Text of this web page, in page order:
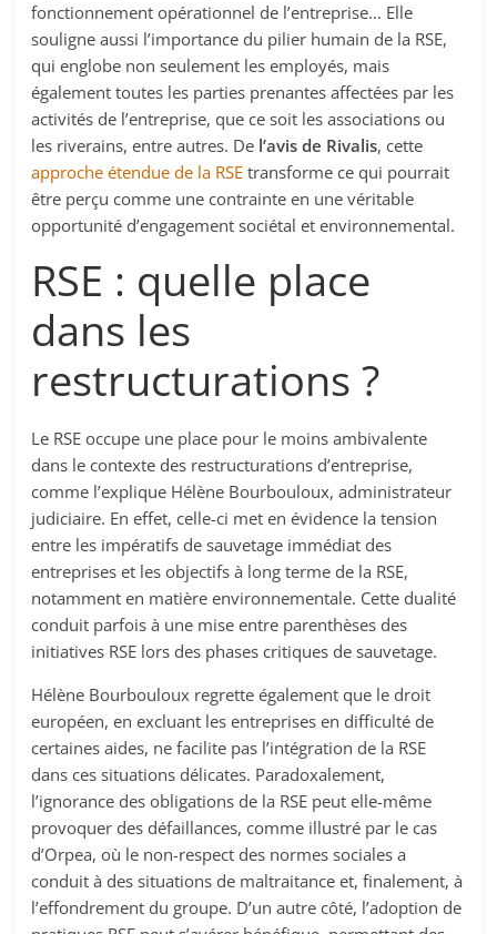
fonctionnement opérationnel de l’entreprise… Elle
souligne aussi l’importance du pilier humain de la RSE,
qui englobe non seulement les employés, mais
également toutes les parties prenantes affectées par les
activités de l’entreprise, que ce soit les associations ou
les riverains, entre autres. De l’avis de Rivalis, cette
approche étendue de la RSE transforme ce qui pourrait
être perçu comme une contrainte en une véritable
opportunité d’engagement sociétal et environnemental.
RSE : quelle place
dans les
restructurations ?
Le RSE occupe une place pour le moins ambivalente
dans le contexte des restructurations d’entreprise,
comme l’explique Hélène Bourbouloux, administrateur
judiciaire. En effet, celle-ci met en évidence la tension
entre les impératifs de sauvetage immédiat des
entreprises et les objectifs à long terme de la RSE,
notamment en matière environnementale. Cette dualité
conduit parfois à une mise entre parenthèses des
initiatives RSE lors des phases critiques de sauvetage.
Hélène Bourbouloux regrette également que le droit
européen, en excluant les entreprises en difficulté de
certaines aides, ne facilite pas l’intégration de la RSE
dans ces situations délicates. Paradoxalement,
l’ignorance des obligations de la RSE peut elle-même
provoquer des défaillances, comme illustré par le cas
d’Orpea, où le non-respect des normes sociales a
conduit à des situations de maltraitance et, finalement, à
l’effondrement du groupe. D’un autre côté, l’adoption de